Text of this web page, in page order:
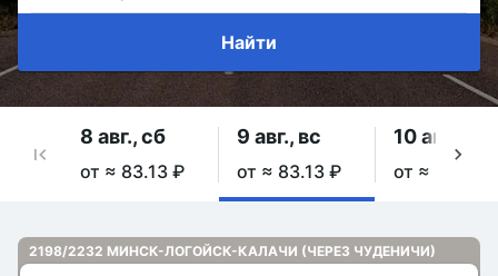
Найти
8 авг., сб
от ≈ 83.13 ₽
9 авг., вс
от ≈ 83.13 ₽
10 авг., пн
от ≈ 83.13 ₽
2198/2232 МИНСК-ЛОГОЙСК-КАЛАЧИ (ЧЕРЕЗ ЧУДЕНИЧИ)